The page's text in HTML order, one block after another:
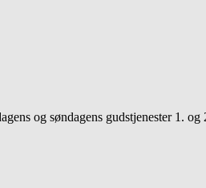
og søndagens gudstjenester 1.